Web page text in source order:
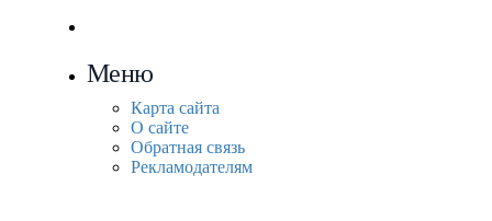
Меню
Карта сайта
О сайте
Обратная связь
Рекламодателям